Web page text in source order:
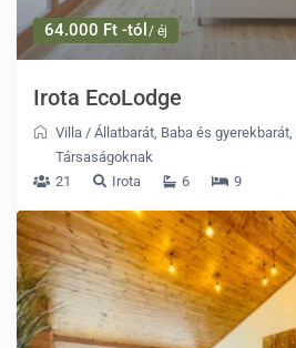
64.000 Ft -tól / éj
Irota EcoLodge
Villa /Állatbarát, Baba és gyerekbarát,
Társaságoknak
21
Irota 6 9